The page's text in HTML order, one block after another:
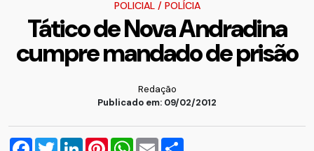
POLICIAL/ POLÍCIA
Tático de Nova Andradina
cumpre mandado de prisão
Redação
Publicado em: 09/02/2012
Facebook
TwitterLinkedInPinterestWhatsApp
Email